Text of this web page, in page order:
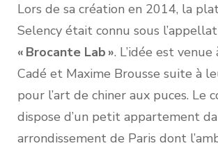
Lors de sa création en 2014, la
Selency était connu sous
« Brocante Lab ». L’idée est
Cadé et Maxime Brousse suite à
pour l’art de chiner aux puces. Le
dispose d’un petit appartement
arrondissement de Paris dont